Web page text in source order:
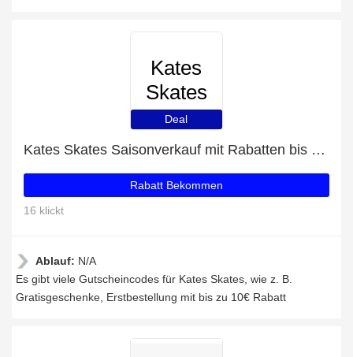
Kates
Skates
Deal
Kates Skates Saisonverkauf mit Rabatten bis zu 57%
Rabatt Bekommen
16 klickt
Ablauf: N/A
Es gibt viele Gutscheincodes für Kates Skates, wie z. B.
Gratisgeschenke, Erstbestellung mit bis zu 10€ Rabatt